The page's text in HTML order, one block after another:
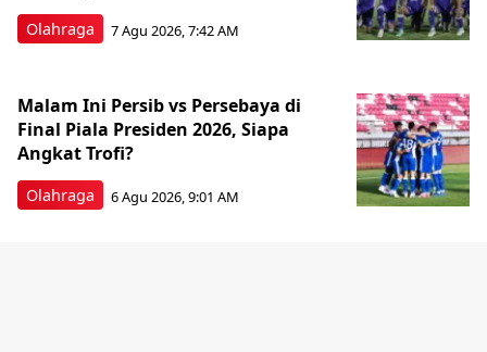
Olahraga 7 Agu 2026, 7:42 AM
Olahraga
Malam Ini Persib vs Persebaya di
Final Piala Presiden 2026, Siapa
Angkat Trofi?
6 Agu 2026, 9:01 AM